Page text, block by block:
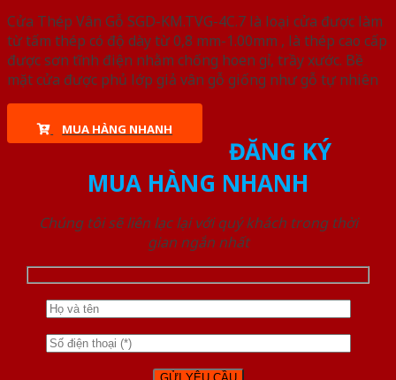
Cửa Thép Vân Gỗ SGD-KM.TVG-4C.7 là loại cửa được làm
từ tấm thép có độ dày từ 0,8 mm-1.00mm , là thép cao cấp
được sơn tĩnh điện nhằm chống hoen gỉ, trầy xước. Bề
mặt cửa được phủ lớp giả vân gỗ giống như gỗ tự nhiên
MUA HÀNG NHANH
ĐĂNG KÝ
MUA HÀNG NHANH
Chúng tôi sẽ liên lạc lại với quý khách trong thời
gian ngắn nhất